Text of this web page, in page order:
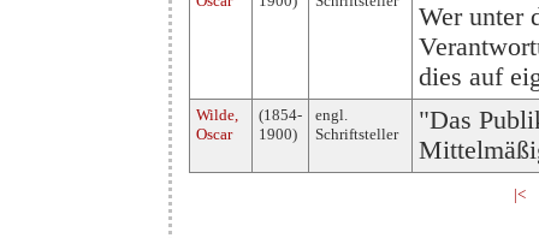
Wer unter
dies auf
Wilde,
Oscar
(1854-
1900)
engl.
Schriftsteller
"Das
|<